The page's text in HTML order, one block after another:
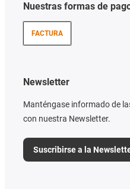
Nuestras formas de
FACTURA
Newsletter
Manténgase informado de
con nuestra Newsletter.
Suscribirse a la